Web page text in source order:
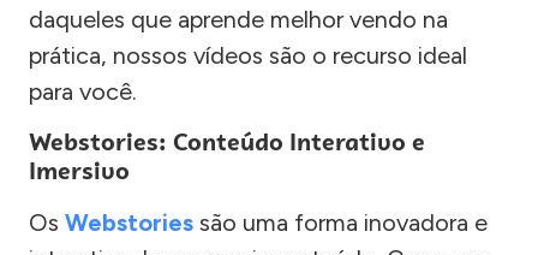
daqueles que aprende melhor vendo na
prática, nossos vídeos são o recurso ideal
para você.
Webstories: Conteúdo Interativo e
Imersivo
Os Webstories são uma forma inovadora e